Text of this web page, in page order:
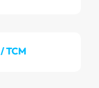
TCM